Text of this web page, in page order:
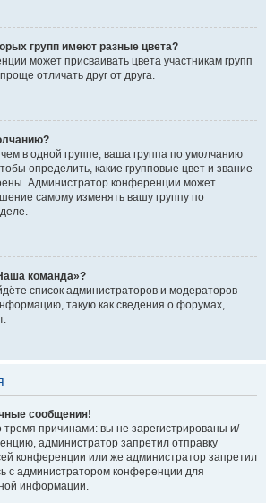
групп имеют разные цвета?
может присваивать цвета участникам групп
отличать друг от друга.
в одной группе, ваша группа по умолчанию
определить, какие групповые цвет и звание
Администратор конференции может
самому изменять вашу группу по
команда»?
список администраторов и модераторов
такую как сведения о форумах,
сообщения!
причинами: вы не зарегистрированы и/
администратор запретил отправку
конференции или же администратор запретил
с администратором конференции для
информации.